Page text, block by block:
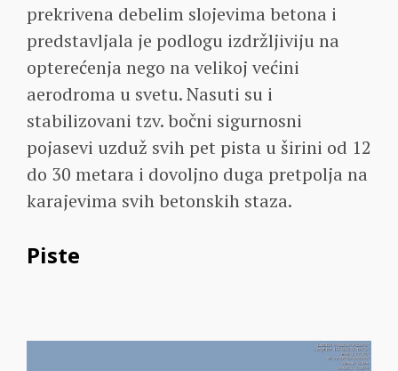
prekrivena debelim slojevima betona i
predstavljala je podlogu izdržljiviju na
opterećenja nego na velikoj većini
aerodroma u svetu. Nasuti su i
stabilizovani tzv. bočni sigurnosni
pojasevi uzduž svih pet pista u širini od 12
do 30 metara i dovoljno duga pretpolja na
karajevima svih betonskih staza.
Piste